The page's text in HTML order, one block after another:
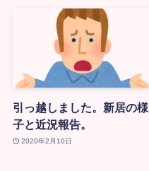
引っ越しました。新居の様
子と近況報告。
2020年2月10日